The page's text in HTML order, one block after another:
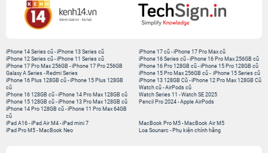
iPhone 14 Series cũ -iPhone 13 Series cũ
iPhone 12 Series cũ -iPhone 11 Series cũ
iPhone 17 Pro Max 256GB -iPhone 17 Pro 256GB
Galaxy A Series - Redmi Series
iPhone 17 cũ-iPhone 17 Pro Max cũ
iPhone 16 Series cũ- iPhone 16 Pro Max 256GB cũ
iPhone 16 Pro 128GB cũ-iPhone 15 Pro 128GB cũ
iPhone 15 Pro Max 256GB cũ- iPhone 15 Series cũ
iPhone 16 Plus 128GB cũ -iPhone 15 Plus 128GB
cũ
iPhone 16 128GB cũ -iPhone 14 Pro Max 128GB cũ
iPhone 15 128GB cũ -iPhone 13 Pro Max 128GB cũ
iPhone 14 Pro 128GB cũ -iPhone 11 Pro Max 64GB
cũ
iPhone 13 128GB Cũ-iPhone 12 Pro Max 128GB Cũ
Watch cũ-AirPods cũ
Watch Series 11 -Watch SE 2025
Pencil Pro 2024-Apple AirPods
iPad A16 -iPad Air M4 -iPad mini 7
iPad Pro M5 - MacBook Neo
MacBook Pro M5- MacBook Air M5
Loa Sounarc- Phụ kiện chính hãng